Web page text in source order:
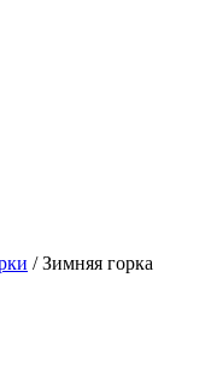
/ Зимняя горка